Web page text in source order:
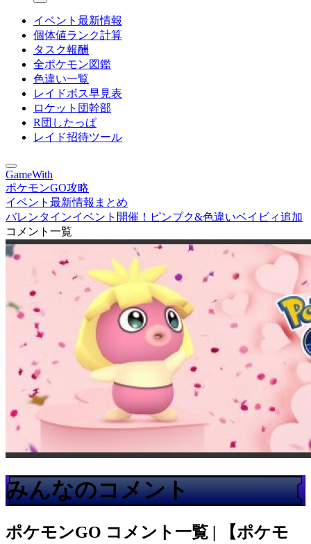
イベント最新情報
個体値ランク計算
タスク報酬
全ポケモン図鑑
色違い一覧
レイドボス早見表
ロケット団幹部
R団したっぱ
レイド招待ツール
GameWith
ポケモンGO攻略
イベント最新情報まとめ
バレンタインイベント開催！ピンプク&色違いベイビィ追加
コメント一覧
みんなのコメント
ポケモンGO コメント一覧 | 【ポケモ